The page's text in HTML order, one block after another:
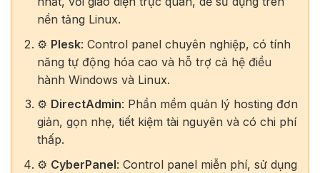
nền tảng Linux.
⚙️ Plesk: Control panel chuyên nghiệp, có tính
năng tự động hóa cao và hỗ trợ cả hệ điều
hành Windows và Linux.
⚙️ DirectAdmin: Phần mềm quản lý hosting đơn
giản, gọn nhẹ, tiết kiệm tài nguyên và có chi phí
thấp.
⚙️ CyberPanel: Control panel miễn phí, sử dụng